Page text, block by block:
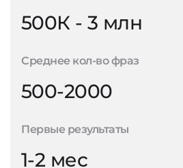
500К - 3 млн
Среднее кол-во фраз
500-2000
Первые результаты
1-2 мес